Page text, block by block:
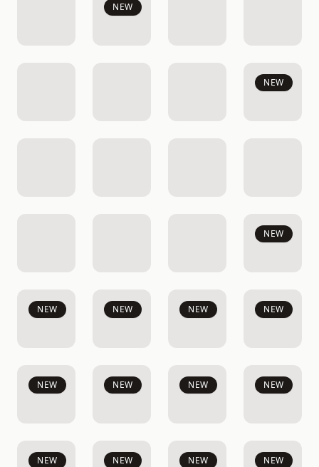
NEW
NEW
NEW
NEW
NEW
NEW
NEW
NEW
NEW
NEW
NEW
NEW
NEW
NEW
NEW